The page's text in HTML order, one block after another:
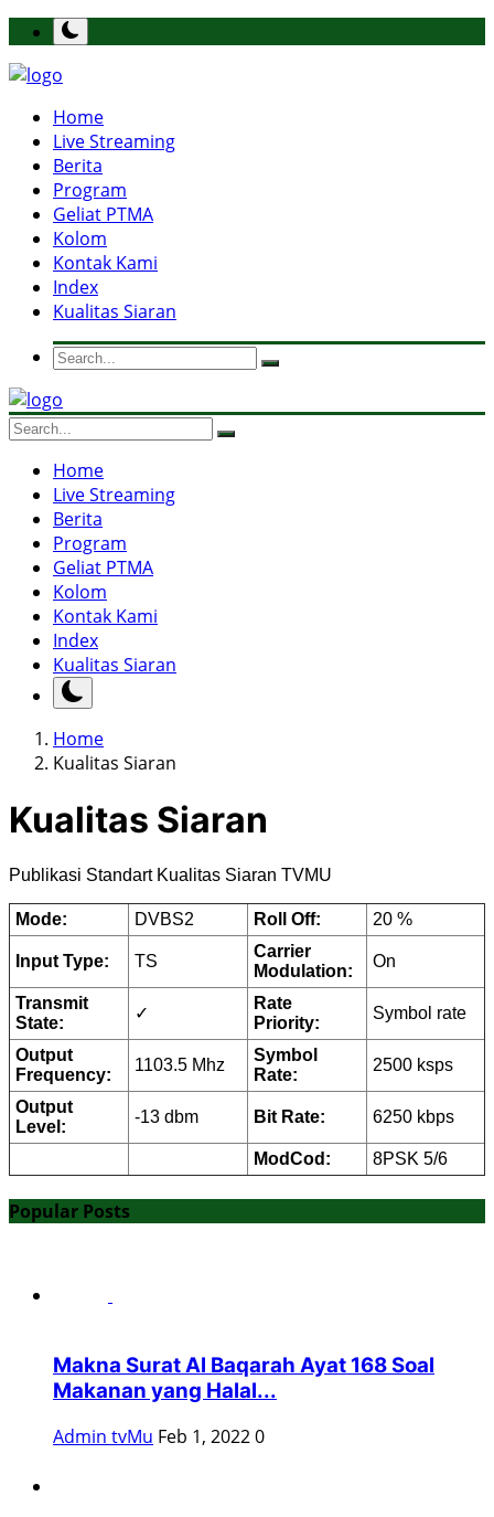
Home
Live Streaming
Berita
Program
Geliat PTMA
Kolom
Kontak Kami
Index
Kualitas Siaran
Home
Live Streaming
Berita
Program
Geliat PTMA
Kolom
Kontak Kami
Index
Kualitas Siaran
Home
Kualitas Siaran
Kualitas Siaran
Publikasi Standart Kualitas Siaran TVMU
Mode: DVBS2 Roll Off: 20 %
Input Type: TS
Carrier
Modulation:
On
Transmit
State:
✓
Rate
Priority:
Symbol rate
Output
Frequency:
1103.5 Mhz
Symbol
Rate:
2500 ksps
Output
Level:
-13 dbm Bit Rate: 6250 kbps
ModCod: 8PSK 5/6
Popular Posts
Makna Surat Al Baqarah Ayat 168 Soal
Makanan yang Halal...
Admin tvMu Feb 1, 20220